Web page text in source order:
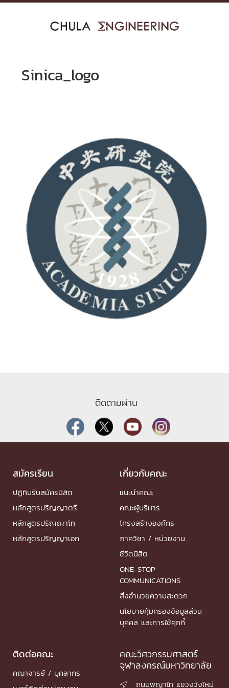
Skip
Sinica_logo
ติดตามผ่าน
สมัครเรียน
ปฏิทินรับสมัครนิสิต
หลักสูตรปริญญาตรี
หลักสูตรปริญญาโท
หลักสูตรปริญญาเอก
เกี่ยวกับคณะ
แนะนำคณะ
คณะผู้บริหาร
โครงสร้างองค์กร
ภาควิชา / หน่วยงาน
ชีวิตนิสิต
ONE-STOP
COMMUNICATIONS
สิ่งอำนวยความสะดวก
นโยบายคุ้มครองข้อมูลส่วน
บุคคล และการใช้คุกกี้
ติดต่อคณะ
คณาจารย์ / บุคลากร
คณะวิศวกรรมศาสตร์
จุฬาลงกรณ์มหาวิทยาลัย
 ถนนพญาไท แขวงวังใหม่